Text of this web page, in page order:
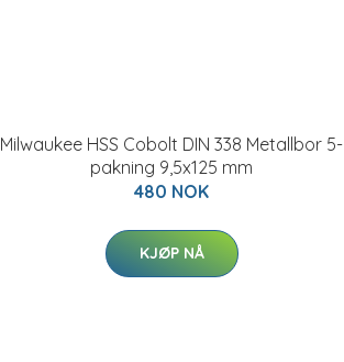
Milwaukee HSS Cobolt DIN 338 Metallbor 5-
pakning 9,5x125 mm
480 NOK
KJØP NÅ